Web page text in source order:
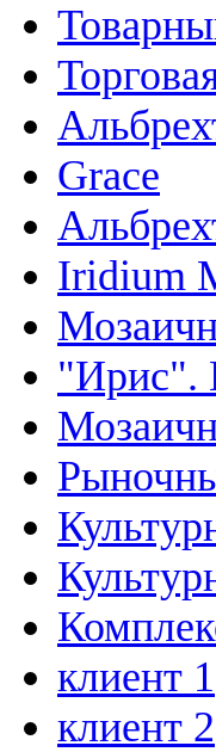
Grace
Iridium
"Ирис".
клиент 1
клиент 2